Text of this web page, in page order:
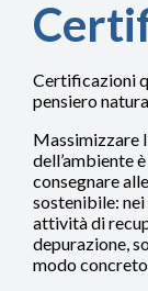
Certificazioni
pensiero
Massimizzare
dell’ambiente
consegnare
sostenibile:
attività di
depurazione,
modo